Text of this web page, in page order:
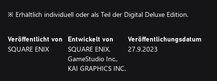
※ Erhältlich individuell oder als Teil der Digital Deluxe Edition.
Veröffentlicht von
SQUARE ENIX
Entwickelt von
SQUARE ENIX,
GameStudio Inc.,
KAI GRAPHICS INC.
Veröffentlichungsdatum
27.9.2023